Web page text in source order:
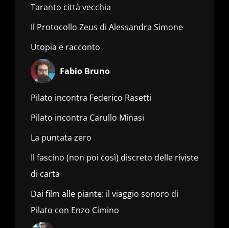
Taranto città vecchia
Il Protocollo Zeus di Alessandra Simone
Utopia e racconto
Fabio Bruno
Pilato incontra Federico Rasetti
Pilato incontra Carullo Minasi
La puntata zero
Il fascino (non poi così) discreto delle riviste
di carta
Dai film alle piante: il viaggio sonoro di
Pilato con Enzo Cimino